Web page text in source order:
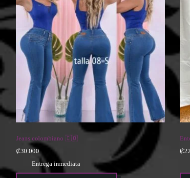
Jeans colombiano 🇨🇴
₡30.000
Entrega inmediata
₡